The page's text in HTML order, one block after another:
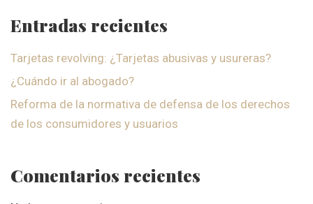
Entradas recientes
Tarjetas revolving: ¿Tarjetas abusivas y usureras?
¿Cuándo ir al abogado?
Reforma de la normativa de defensa de los derechos
de los consumidores y usuarios
Comentarios recientes